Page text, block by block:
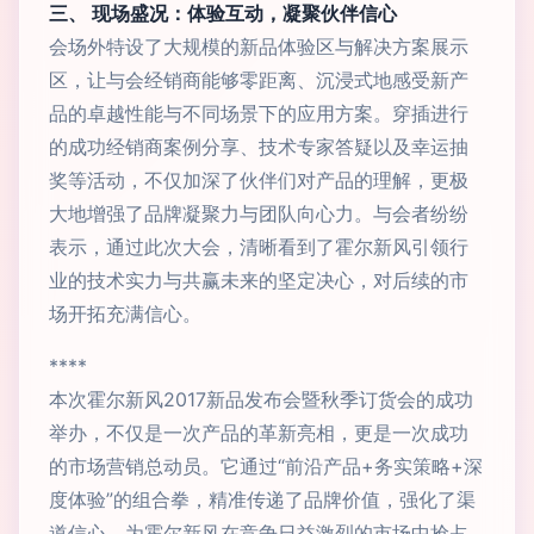
三、 现场盛况：体验互动，凝聚伙伴信心
会场外特设了大规模的新品体验区与解决方案展示
区，让与会经销商能够零距离、沉浸式地感受新产
品的卓越性能与不同场景下的应用方案。穿插进行
的成功经销商案例分享、技术专家答疑以及幸运抽
奖等活动，不仅加深了伙伴们对产品的理解，更极
大地增强了品牌凝聚力与团队向心力。与会者纷纷
表示，通过此次大会，清晰看到了霍尔新风引领行
业的技术实力与共赢未来的坚定决心，对后续的市
场开拓充满信心。
****
本次霍尔新风2017新品发布会暨秋季订货会的成功
举办，不仅是一次产品的革新亮相，更是一次成功
的市场营销总动员。它通过“前沿产品+务实策略+深
度体验”的组合拳，精准传递了品牌价值，强化了渠